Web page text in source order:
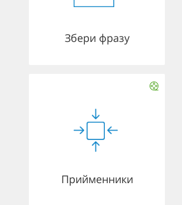
Збери фразу
Прийменники